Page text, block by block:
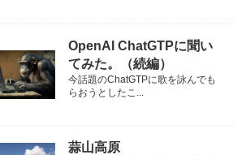
OpenAI ChatGTPに聞い
てみた。（続編）
今話題のChatGTPに歌を詠んでも
らおうとしたこ...
蒜山高原